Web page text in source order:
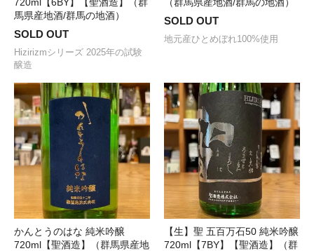
馬県産地酒/群馬の地酒）
SOLD OUT
Hizirizmシリーズ 2025年の試験
醸造
SOLD OUT
地元産ひとめぼれ100%使用
かんとうのはな 純米吟醸
720ml【聖酒造】（群馬県産地
【生】聖 五百万石50 純米吟醸
720ml【7BY】【聖酒造】（群